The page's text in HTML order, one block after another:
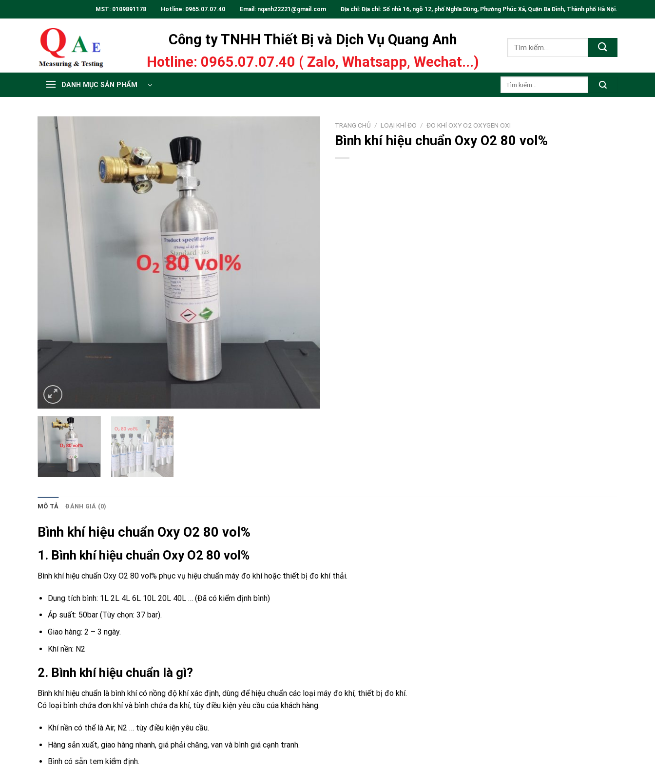
to
MST: 0109891178 Hotline: 0965.07.07.40 Email: nqanh22221@gmail.com Địa chỉ: Địa chỉ: Số nhà 16, ngõ 12, phố Nghĩa Dũng, Phường Phúc Xá, Quận Ba Đình, Thành phố Hà Nội.
Công ty TNHH Thiết Bị và Dịch Vụ Quang Anh
Hotline: 0965.07.07.40 ( Zalo, Whatsapp, Wechat...)
Tìm
DANH MỤC SẢN PHẨM
TRANG CHỦ / LOẠI KHÍ ĐO / ĐO KHÍ OXY O2 OXYGEN OXI
Bình khí hiệu chuẩn Oxy O2 80 vol%
MÔ TẢ ĐÁNH GIÁ (0)
Bình khí hiệu chuẩn Oxy O2 80 vol%
1. Bình khí hiệu chuẩn Oxy O2 80 vol%
Bình khí hiệu chuẩn Oxy O2 80 vol% phục vụ hiệu chuẩn máy đo khí hoặc thiết bị đo khí thải.
Dung tích bình: 1L 2L 4L 6L 10L 20L 40L … (Đã có kiểm định bình)
Áp suất: 50bar (Tùy chọn: 37 bar).
Giao hàng: 2 – 3 ngày.
Khí nền: N2
2. Bình khí hiệu chuẩn là gì?
Bình khí hiệu chuẩn là bình khí có nồng độ khí xác định, dùng để hiệu chuẩn các loại máy đo khí, thiết bị đo khí.
Có loại bình chứa đơn khí và bình chứa đa khí, tùy điều kiện yêu cầu của khách hàng.
Khí nền có thể là Air, N2 … tùy điều kiện yêu cầu.
Hàng sản xuất, giao hàng nhanh, giá phải chăng, van và bình giá cạnh tranh.
Bình có sẵn tem kiểm định.